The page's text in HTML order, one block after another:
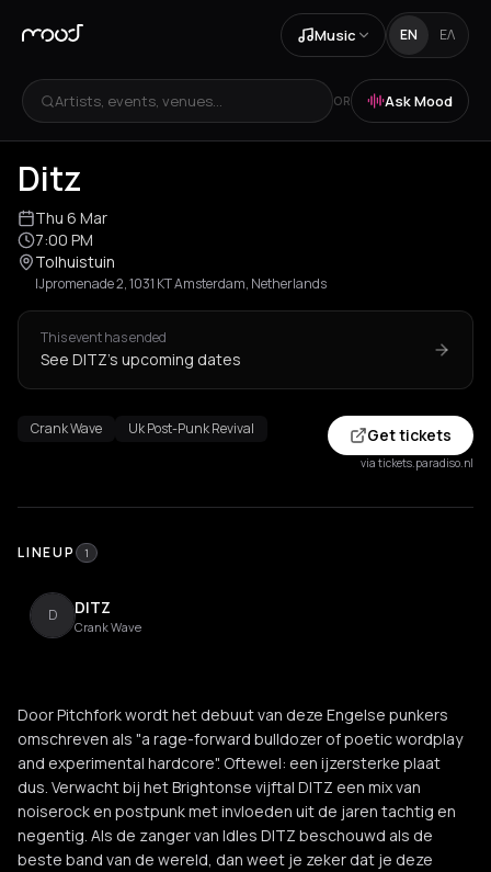
Music EN ΕΛ
Artists, events, venues... OR Ask Mood
Ditz
Thu 6 Mar
7:00 PM
Tolhuistuin
IJpromenade 2, 1031 KT Amsterdam, Netherlands
This event has ended
See DITZ's upcoming dates
Crank Wave Uk Post-Punk Revival Get tickets
via tickets.paradiso.nl
LINEUP 1
D DITZ
Crank Wave
Door Pitchfork wordt het debuut van deze Engelse punkers
omschreven als "a rage-forward bulldozer of poetic wordplay
and experimental hardcore". Oftewel: een ijzersterke plaat
dus. Verwacht bij het Brightonse vijftal DITZ een mix van
noiserock en postpunk met invloeden uit de jaren tachtig en
negentig. Als de zanger van Idles DITZ beschouwd als de
beste band van de wereld, dan weet je zeker dat je deze